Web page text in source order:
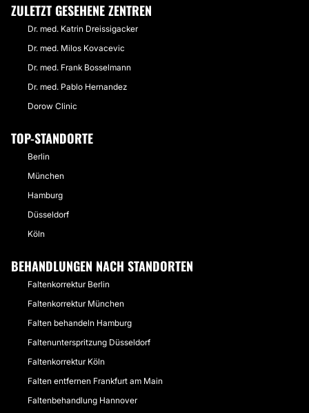
ZULETZT GESEHENE ZENTREN
Dr. med. Katrin Dreissigacker
Dr. med. Milos Kovacevic
Dr. med. Frank Bosselmann
Dr. med. Pablo Hernandez
Dorow Clinic
TOP-STANDORTE
Berlin
München
Hamburg
Düsseldorf
Köln
BEHANDLUNGEN NACH STANDORTEN
Faltenkorrektur Berlin
Faltenkorrektur München
Falten behandeln Hamburg
Faltenunterspritzung Düsseldorf
Faltenkorrektur Köln
Falten entfernen Frankfurt am Main
Faltenbehandlung Hannover